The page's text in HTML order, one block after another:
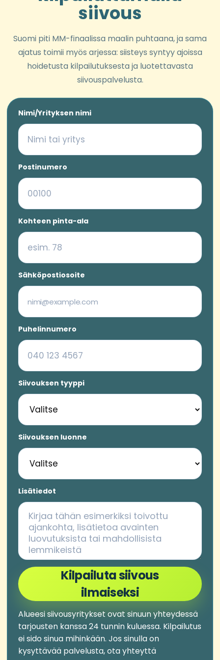
siivous
Suomi piti MM-finaalissa maalin puhtaana, ja sama
ajatus toimii myös arjessa: siisteys syntyy ajoissa
hoidetusta kilpailutuksesta ja luotettavasta
siivouspalvelusta.
Nimi/Yrityksen nimi
Postinumero
Kohteen pinta-ala
Sähköpostiosoite
Puhelinnumero
Siivouksen tyyppi
Siivouksen luonne
Lisätiedot
Kilpailuta siivous
ilmaiseksi
Alueesi siivousyritykset ovat sinuun yhteydessä
tarjousten kanssa 24 tunnin kuluessa. Kilpailutus
ei sido sinua mihinkään. Jos sinulla on
kysyttävää palvelusta, ota yhteyttä